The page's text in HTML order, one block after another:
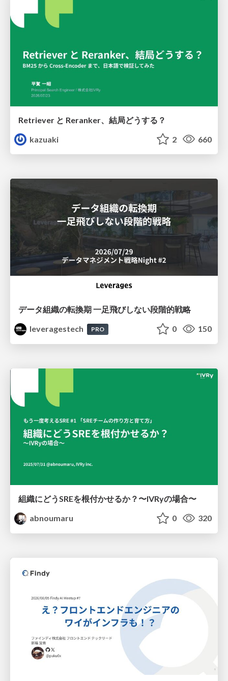
Retriever と Reranker、結局どうする？
kazuaki
2 660
データ組織の転換期 一足飛びしない段階的戦略
leveragestech
PRO 0 150
組織にどうSREを根付かせるか？〜IVRyの場合〜
abnoumaru
0 320